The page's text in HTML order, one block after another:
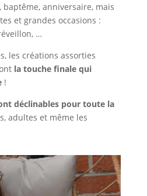
anniversaire, mais
et grandes occasions :
…
les créations assorties
la touche finale qui
!
déclinables pour toute la
adultes et même les